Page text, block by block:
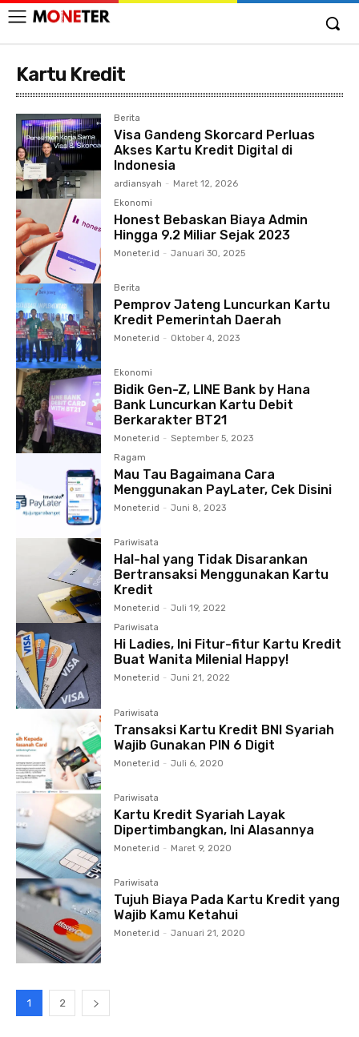
Kartu Kredit
Berita
Visa Gandeng Skorcard Perluas
Akses Kartu Kredit Digital di
Indonesia
ardiansyah - Maret 12, 2026
Ekonomi
Honest Bebaskan Biaya Admin
Hingga 9.2 Miliar Sejak 2023
Moneter.id - Januari 30, 2025
Berita
Pemprov Jateng Luncurkan Kartu
Kredit Pemerintah Daerah
Moneter.id - Oktober 4, 2023
Ekonomi
Bidik Gen-Z, LINE Bank by Hana
Bank Luncurkan Kartu Debit
Berkarakter BT21
Moneter.id - September 5, 2023
Ragam
Mau Tau Bagaimana Cara
Menggunakan PayLater, Cek Disini
Moneter.id - Juni 8, 2023
Pariwisata
Hal-hal yang Tidak Disarankan
Bertransaksi Menggunakan Kartu
Kredit
Moneter.id - Juli 19, 2022
Pariwisata
Hi Ladies, Ini Fitur-fitur Kartu Kredit
Buat Wanita Milenial Happy!
Moneter.id - Juni 21, 2022
Pariwisata
Transaksi Kartu Kredit BNI Syariah
Wajib Gunakan PIN 6 Digit
Moneter.id - Juli 6, 2020
Pariwisata
Kartu Kredit Syariah Layak
Dipertimbangkan, Ini Alasannya
Moneter.id - Maret 9, 2020
Pariwisata
Tujuh Biaya Pada Kartu Kredit yang
Wajib Kamu Ketahui
Moneter.id - Januari 21, 2020
1 2